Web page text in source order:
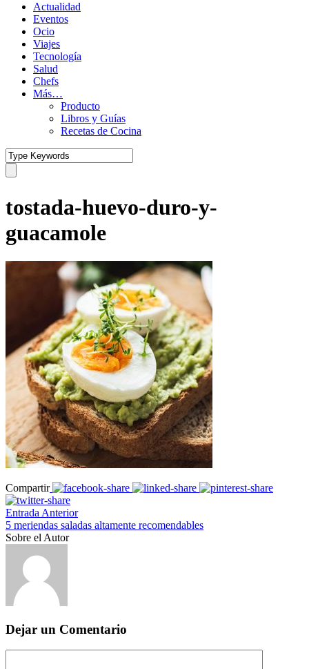
Actualidad
Eventos
Ocio
Viajes
Tecnología
Salud
Chefs
Más…
Producto
Libros y Guías
Recetas de Cocina
tostada-huevo-duro-y-
guacamole
Compartir
Entrada Anterior
5 meriendas saladas altamente recomendables
Sobre el Autor
Dejar un Comentario